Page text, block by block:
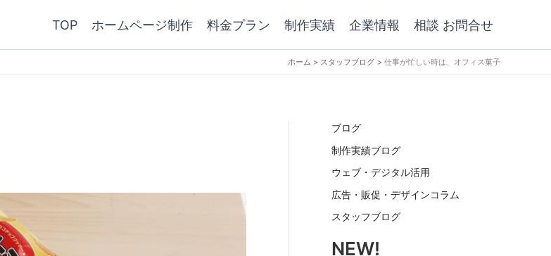
TOP ホームページ制作 料金プラン 制作実績 企業情報 相談 お問合せ
ホーム スタッフブログ 仕事が忙しい時は、オフィス菓子
ブログ
制作実績ブログ
ウェブ・デジタル活用
広告・販促・デザインコラム
スタッフブログ
NEW!